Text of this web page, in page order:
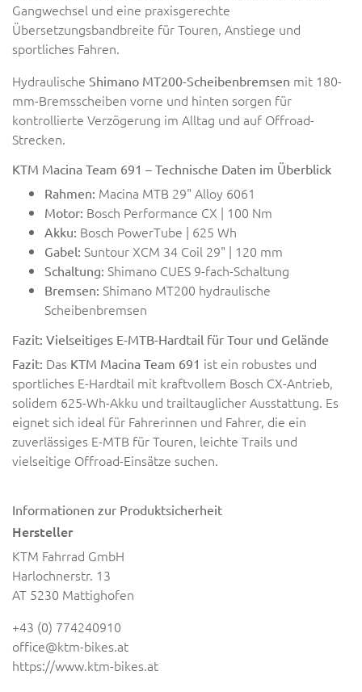
Gangwechsel und eine praxisgerechte
Übersetzungsbandbreite für Touren, Anstiege und
sportliches Fahren.
Hydraulische Shimano MT200-Scheibenbremsen mit 180-
mm-Bremsscheiben vorne und hinten sorgen für
kontrollierte Verzögerung im Alltag und auf Offroad-
Strecken.
KTM Macina Team 691 – Technische Daten im Überblick
Rahmen: Macina MTB 29" Alloy 6061
Motor: Bosch Performance CX | 100 Nm
Akku: Bosch PowerTube | 625 Wh
Gabel: Suntour XCM 34 Coil 29" | 120 mm
Schaltung: Shimano CUES 9-fach-Schaltung
Bremsen: Shimano MT200 hydraulische
Scheibenbremsen
Fazit: Vielseitiges E-MTB-Hardtail für Tour und Gelände
Fazit: Das KTM Macina Team 691 ist ein robustes und
sportliches E-Hardtail mit kraftvollem Bosch CX-Antrieb,
solidem 625-Wh-Akku und trailtauglicher Ausstattung. Es
eignet sich ideal für Fahrerinnen und Fahrer, die ein
zuverlässiges E-MTB für Touren, leichte Trails und
vielseitige Offroad-Einsätze suchen.
Informationen zur Produktsicherheit
Hersteller
KTM Fahrrad GmbH
Harlochnerstr. 13
AT 5230 Mattighofen
+43 (0) 774240910
office@ktm-bikes.at
https://www.ktm-bikes.at